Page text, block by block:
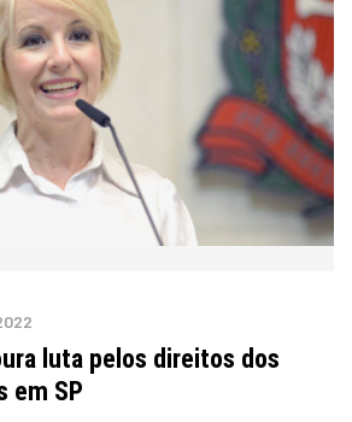
luta pelos direitos dos
em SP